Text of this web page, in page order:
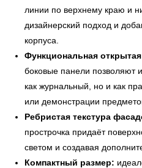
линии по верхнему краю и
дизайнерский подход и
корпуса.
Функциональная открытая
боковые панели позволяют
как журнальный, но и как
или демонстрации
Ребристая текстура
прострочка придаёт
светом и создавая
Компактный размер:
← Вернуться на предыдущую страницу